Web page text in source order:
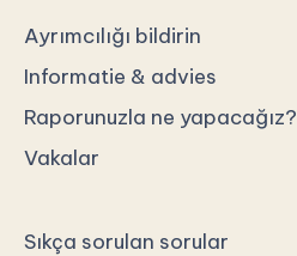
Ayrımcılığı bildirin
Informatie & advies
Raporunuzla ne yapacağız?
Vakalar
Sıkça sorulan sorular